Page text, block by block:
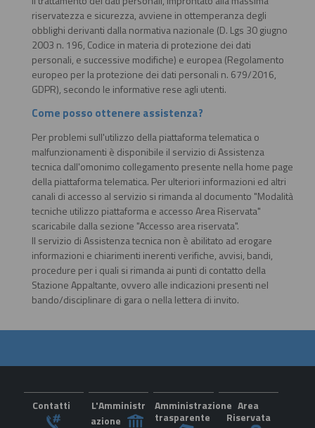
riservatezza e sicurezza, avviene in ottemperanza degli
obblighi derivanti dalla normativa nazionale (D. Lgs 30 giugno
2003 n. 196, Codice in materia di protezione dei dati
personali, e successive modifiche) e europea (Regolamento
europeo per la protezione dei dati personali n. 679/2016,
GDPR), secondo le informative rese agli utenti.
Come posso ottenere assistenza?
Per problemi sull'utilizzo della piattaforma telematica o
malfunzionamenti è disponibile il servizio di Assistenza
tecnica dall'omonimo collegamento presente nella home page
della piattaforma telematica. Per ulteriori informazioni ed altri
canali di accesso al servizio si rimanda al documento "Modalità
tecniche utilizzo piattaforma e accesso Area Riservata"
scaricabile dalla sezione "Accesso area riservata".
Il servizio di Assistenza tecnica non è abilitato ad erogare
informazioni e chiarimenti inerenti verifiche, avvisi, bandi,
procedure per i quali si rimanda ai punti di contatto della
Stazione Appaltante, ovvero alle indicazioni presenti nel
bando/disciplinare di gara o nella lettera di invito.
Contatti
L'Amministr
azione
Amministrazione
trasparente
Area
Riservata